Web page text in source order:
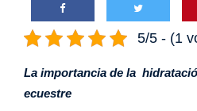
5/5 - (1
La importancia de la
ecuestre